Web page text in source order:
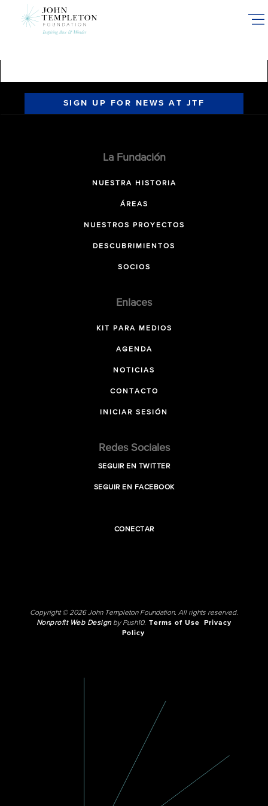
SIGN UP FOR NEWS AT JTF
La Fundación
NUESTRA HISTORIA
ÁREAS
NUESTROS PROYECTOS
DESCUBRIMIENTOS
SOCIOS
Enlaces
KIT PARA MEDIOS
AGENDA
NOTICIAS
CONTACTO
INICIAR SESIÓN
Redes Sociales
SEGUIR EN TWITTER
SEGUIR EN FACEBOOK
CONECTAR
Copyright © 2026 John Templeton Foundation. All rights reserved.
Nonprofit Web Designby Push10. Terms of Use
Privacy
Policy